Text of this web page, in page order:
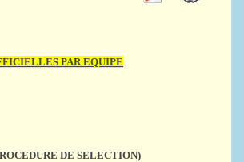
PAR EQUIPE
4
DE SELECTION)